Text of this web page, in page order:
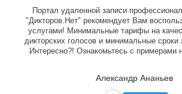
Портал удаленной записи
"Дикторов.Нет" рекомендует Вам
услугами! Минимальные тарифы на
дикторских голосов и минимальные сроки
Интересно?! Ознакомьтесь с примерами
Александр Ананьев